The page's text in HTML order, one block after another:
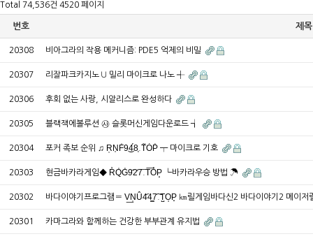
Total 74,536건 4520 페이지
번호 제목
20308 비아그라의 작용 메커니즘: PDE5 억제의 비밀
20307 리잘파크카지노 ∪ 밀리 마이크로 나노 ┽
20306 후회 없는 사랑, 시알리스로 완성하다
20305 블랙잭에볼루션 ㉴ 슬롯머신게임다운로드 ┪
20304 포커 족보 순위 ♫ R᷂N̩F͗9͜4́8͕.T᷉ȮP͐ ┯ 마이크로 기호
20303 현금바카라게임◆ R̓Q͑G͐9᷄2̒7͞.T͞O̔P̝ ┕바카라우승 방법 ☂
20302 바다이야기프로그램〓 V͟N᷂Û4᷁4͇7͠.T̺O͔P̟ ㎞릴게임바다신2 바다이야기2 메이
20301 카마그라와 함께하는 건강한 부부관계 유지법